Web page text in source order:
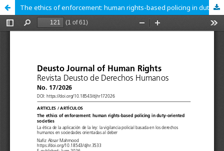
The ethics of enforcement: human rights-based policing in duty-oriented societies